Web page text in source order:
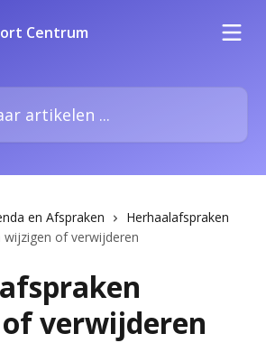
...
en Afspraken
Herhaalafspraken
wijzigen of verwijderen
verwijderen